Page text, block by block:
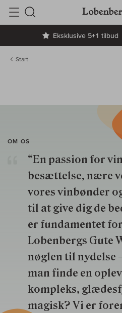
Eksklusive 5+1 tilbud
Søg
Start
OM OS
“En passion for
besættelse, nære
vores vinbønder
til at give dig de
er fundamentet
Lobenbergs Gute
nøglen til nydelse
man finde en
kompleks,
magisk? Vi er